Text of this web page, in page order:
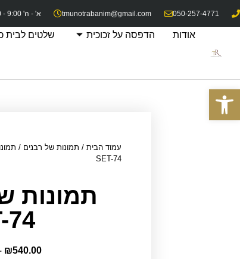
פתח סרגל נגישות
050-257-4771
tmunotrabanim@gmail.com א' - ה' 9:00 - 16:00
אודות הדפסה על זכוכית שלטים לבית
עמוד הבית / תמונות של רבנים /
SET-74
תמונות
74
₪540.00